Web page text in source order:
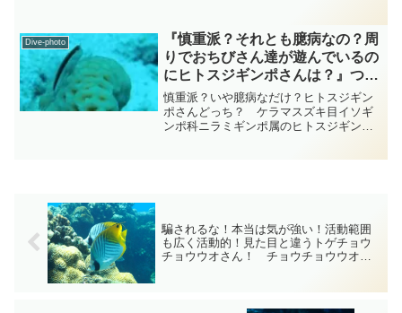
ンになっています・・・大抵はペアでホ
バリングしながらピョコピ...
Dive-photo
『慎重派？それとも臆病なの？周
りでおちびさん達が遊んでいるの
にヒトスジギンポさんは？』つぶ
やきVer ケラマ diving-photo‐
tsubuankun
慎重派？いや臆病なだけ？ヒトスジギン
ポさんどっち？ ケラマスズキ目イソギ
ンポ科ニラミギンポ属のヒトスジギンポ
騙されるな！本当は気が強い！活動範囲
も広く活動的！見た目と違うトゲチョウ
チョウウオさん！ チョウチョウウオ